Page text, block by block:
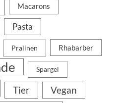
Macarons
Pasta
Pralinen Rhabarber
Spargel
Tier Vegan